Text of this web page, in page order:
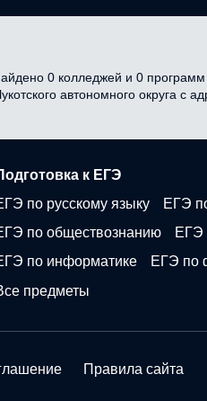
0 колледжей и 0
автономного округа
к ЕГЭ
по русскому языку
ЕГЭ
по обществознанию
ЕГЭ
по информатике
ЕГЭ по
предметы
Правила сайта